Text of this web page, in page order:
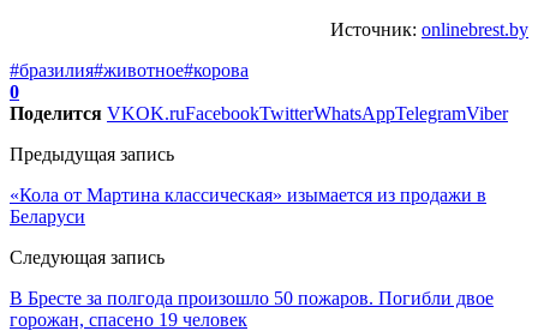
Источник: onlinebrest.by
#бразилия#животное#корова
0
Поделится VKOK.ruFacebookTwitterWhatsAppTelegramViber
Предыдущая запись
«Кола от Мартина классическая» изымается из продажи в
Беларуси
Следующая запись
В Бресте за полгода произошло 50 пожаров. Погибли двое
горожан, спасено 19 человек